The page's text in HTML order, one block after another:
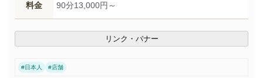
料金 90分13,000円～
リンク・バナー
#日本人 #店舗